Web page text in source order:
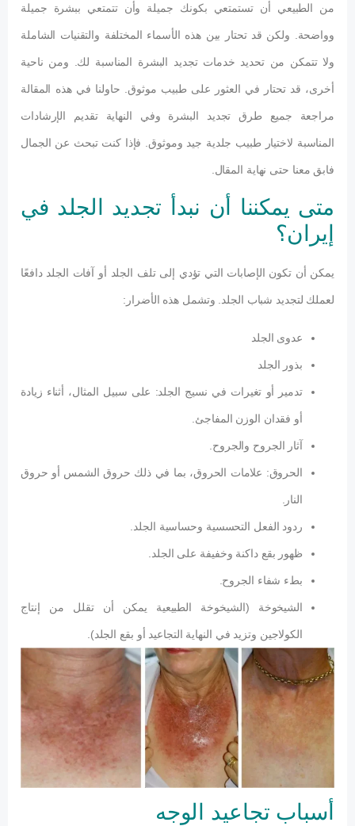
من الطبيعي أن تستمتعي بكونك جميلة وأن تتمتعي ببشرة جميلة
وواضحة. ولكن قد تحتار بين هذه الأسماء المختلفة والتقنيات الشاملة
ولا تتمكن من تحديد خدمات تجديد البشرة المناسبة لك. ومن ناحية
أخرى، قد تحتار في العثور على طبيب موثوق. حاولنا في هذه المقالة
مراجعة جميع طرق تجديد البشرة وفي النهاية تقديم الإرشادات
المناسبة لاختيار طبيب جلدية جيد وموثوق. فإذا كنت تبحث عن الجمال
فابق معنا حتى نهاية المقال.
متى يمكننا أن نبدأ تجديد الجلد في
إيران؟
يمكن أن تكون الإصابات التي تؤدي إلى تلف الجلد أو آفات الجلد دافعًا
لعملك لتجديد شباب الجلد. وتشمل هذه الأضرار:
عدوى الجلد
بذور الجلد
تدمير أو تغيرات في نسيج الجلد: على سبيل المثال، أثناء زيادة
أو فقدان الوزن المفاجئ.
آثار الجروح والجروح.
الحروق: علامات الحروق، بما في ذلك حروق الشمس أو حروق
النار.
ردود الفعل التحسسية وحساسية الجلد.
ظهور بقع داكنة وخفيفة على الجلد.
بطء شفاء الجروح.
الشيخوخة (الشيخوخة الطبيعية يمكن أن تقلل من إنتاج
الكولاجين وتزيد في النهاية التجاعيد أو بقع الجلد).
أسباب تجاعيد الوجه